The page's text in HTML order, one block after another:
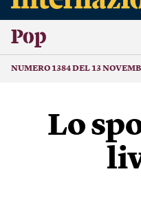
Pop
NUMERO 1384 DEL 13
Lo